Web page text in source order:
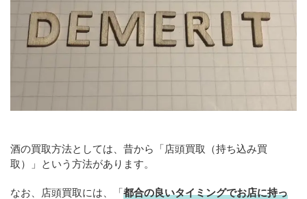
酒の買取方法としては、昔から「店頭買取（持ち込み買
取）」という方法があります。
なお、店頭買取には、「都合の良いタイミングでお店に持っ